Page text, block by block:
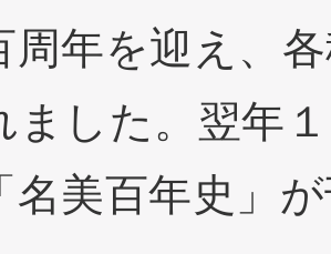
周年を迎え、
ました。翌年
名美百年史」